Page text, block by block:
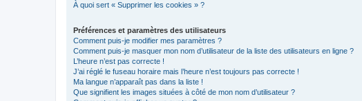
À quoi sert « Supprimer les cookies » ?
Préférences et paramètres des utilisateurs
Comment puis-je modifier mes paramètres ?
Comment puis-je masquer mon nom d’utilisateur de la liste des utilisateurs en ligne ?
L’heure n’est pas correcte !
J’ai réglé le fuseau horaire mais l’heure n’est toujours pas correcte !
Ma langue n’apparaît pas dans la liste !
Que signifient les images situées à côté de mon nom d’utilisateur ?